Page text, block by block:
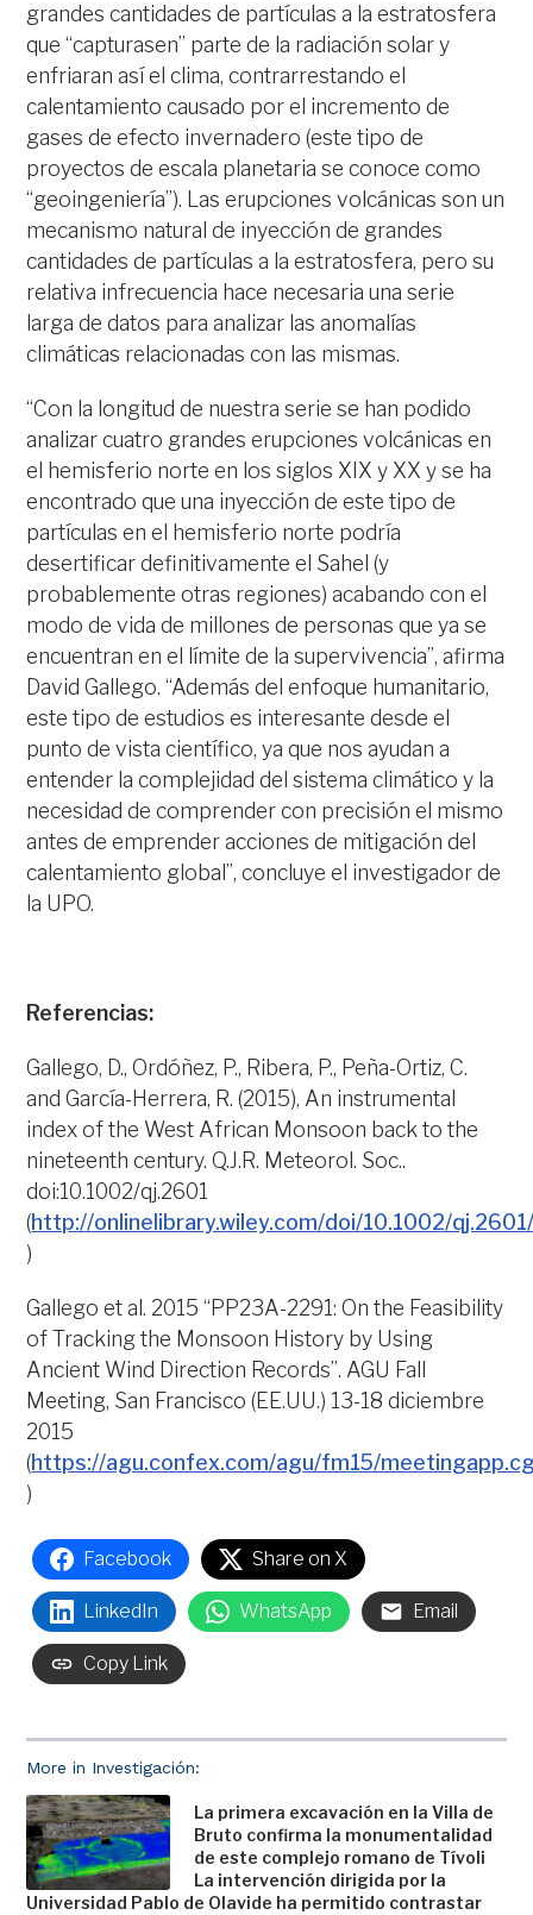
More in Investigación:
La primera excavación en la Villa de
Bruto confirma la monumentalidad
de este complejo romano de Tívoli
La intervención dirigida por la
Universidad Pablo de Olavide ha permitido contrastar
grandes cantidades de partículas a la estratosfera
que “capturasen” parte de la radiación solar y
enfriaran así el clima, contrarrestando el
calentamiento causado por el incremento de
gases de efecto invernadero (este tipo de
proyectos de escala planetaria se conoce como
“geoingeniería”). Las erupciones volcánicas son un
mecanismo natural de inyección de grandes
cantidades de partículas a la estratosfera, pero su
relativa infrecuencia hace necesaria una serie
larga de datos para analizar las anomalías
climáticas relacionadas con las mismas.
“Con la longitud de nuestra serie se han podido
analizar cuatro grandes erupciones volcánicas en
el hemisferio norte en los siglos XIX y XX y se ha
encontrado que una inyección de este tipo de
partículas en el hemisferio norte podría
desertificar definitivamente el Sahel (y
probablemente otras regiones) acabando con el
modo de vida de millones de personas que ya se
encuentran en el límite de la supervivencia”, afirma
David Gallego. “Además del enfoque humanitario,
este tipo de estudios es interesante desde el
punto de vista científico, ya que nos ayudan a
entender la complejidad del sistema climático y la
necesidad de comprender con precisión el mismo
antes de emprender acciones de mitigación del
calentamiento global”, concluye el investigador de
la UPO.
Referencias:
Gallego, D., Ordóñez, P., Ribera, P., Peña-Ortiz, C.
and García-Herrera, R. (2015), An instrumental
index of the West African Monsoon back to the
nineteenth century. Q.J.R. Meteorol. Soc..
doi:10.1002/qj.2601
(http://onlinelibrary.wiley.com/doi/10.1002/
)
Gallego et al. 2015 “PP23A-2291: On the Feasibility
of Tracking the Monsoon History by Using
Ancient Wind Direction Records”. AGU Fall
Meeting, San Francisco (EE.UU.) 13-18 diciembre
2015
(https://agu.confex.com/agu/fm15/
)
Facebook Share on X
LinkedIn WhatsApp Email
Copy Link